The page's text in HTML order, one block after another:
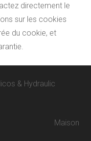
directement le
sur les cookies
du cookie, et
& Hydraulic
Maison